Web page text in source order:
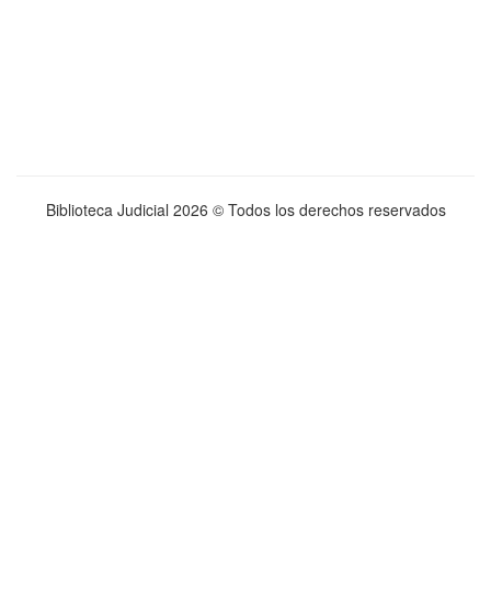
Biblioteca Judicial 2026 © Todos los derechos reservados